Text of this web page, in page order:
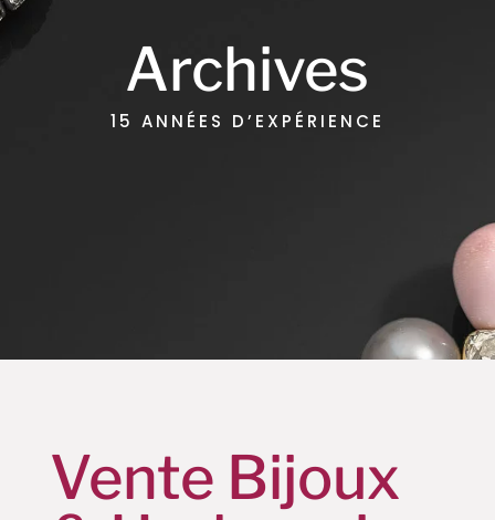
Archives
15 ANNÉES D’EXPÉRIENCE
Vente Bijoux